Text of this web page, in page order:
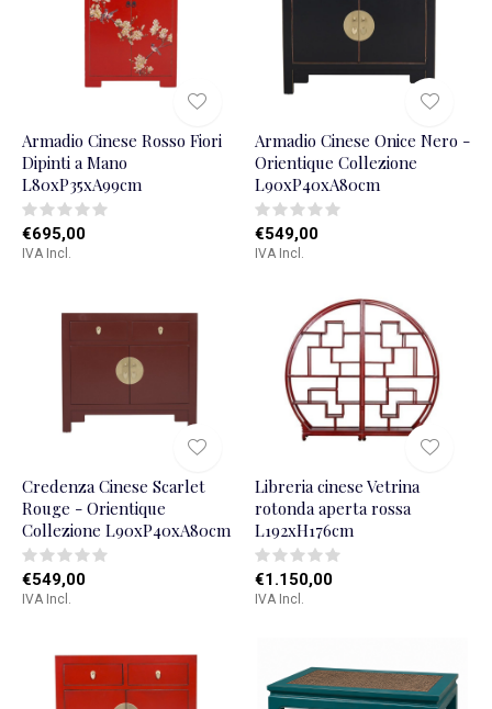
Armadio Cinese Rosso Fiori
Dipinti a Mano
L80xP35xA99cm
€695,00
IVA Incl.
Armadio Cinese Onice Nero -
Orientique Collezione
L90xP40xA80cm
€549,00
IVA Incl.
Credenza Cinese Scarlet
Rouge - Orientique
Collezione L90xP40xA80cm
€549,00
IVA Incl.
Libreria cinese Vetrina
rotonda aperta rossa
L192xH176cm
€1.150,00
IVA Incl.